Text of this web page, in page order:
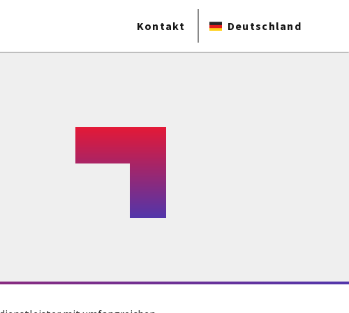
Kontakt Deutschland